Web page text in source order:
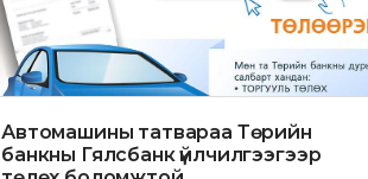
Автомашины татвараа Төрийн
банкны Гялсбанк үйлчилгээгээр